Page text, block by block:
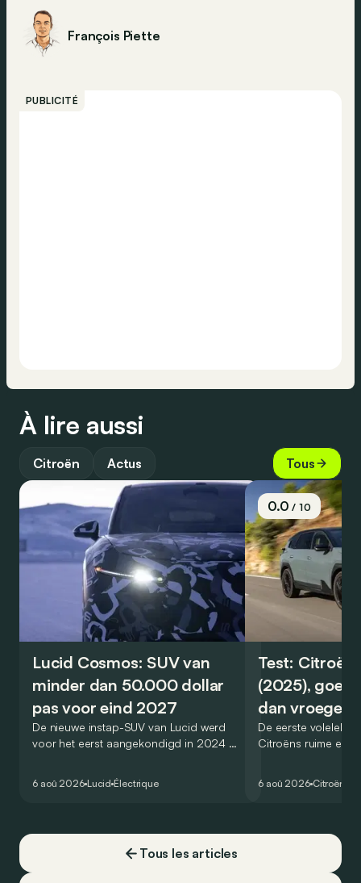
François Piette
PUBLICITÉ
À lire aussi
Citroën Actus Tous
Lucid Cosmos: SUV van
minder dan 50.000 dollar
pas voor eind 2027
De nieuwe instap-SUV van Lucid werd
voor het eerst aangekondigd in 2024 en
het gamma van de Amerikaanse
constructeur vervoegen.
6 aoû 2026 Lucid Électrique
0.0/ 10
Test: Citroën
(2025), goed
dan vroeger
De eerste
Citroëns ruime en
dat ook gelukt?
6 aoû 2026 Citroën
Tous les articles